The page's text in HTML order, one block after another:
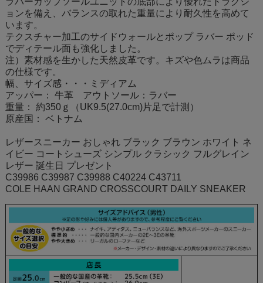
ョンを備え、バランスの取れた重量により耐久性を高めて
います。
テクスチャー加工のサイドウォールとポップ ラバー ポッド
でディテール面も強化しました。
注）素材感を生かした天然皮革です。キズや色ムラは商品
の仕様です。
幅、サイズ感・・・ミディアム
アッパー： 牛革 アウトソール：ラバー
重量： 約350ｇ（UK9.5(27.0cm)片足で計測）
原産国： ベトナム
レザースニーカー おしゃれ ブラック ブラウン ホワイト ネ
イビー コートシューズ シンプル クラシック フルグレイン
レザー 誕生日 プレゼント
C39986 C39987 C39988 C40224 C43711
COLE HAAN GRAND CROSSCOURT DAILY SNEAKER